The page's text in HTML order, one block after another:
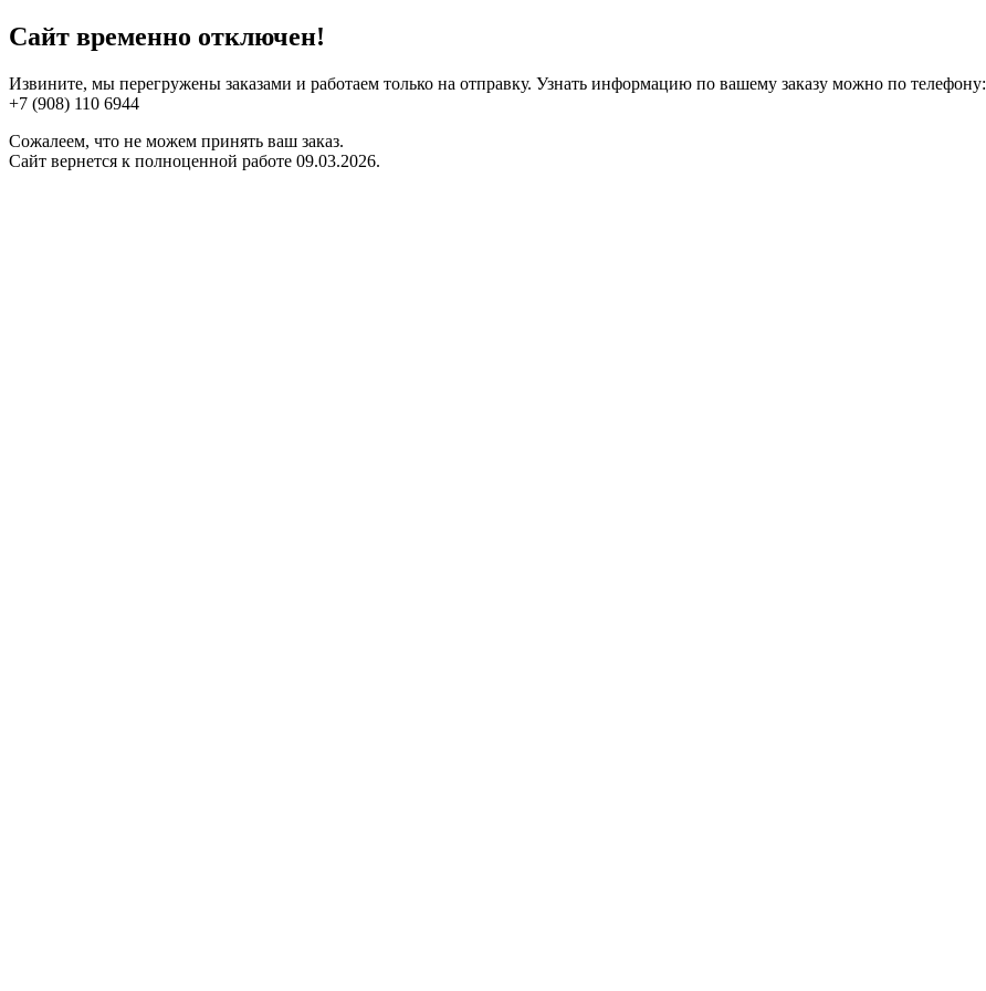
Сайт временно отключен!
Извините, мы перегружены заказами и работаем только на отправку. Узнать информацию по вашему заказу можно по телефону:
+7 (908) 110 6944
Сожалеем, что не можем принять ваш заказ.
Сайт вернется к полноценной работе 09.03.2026.